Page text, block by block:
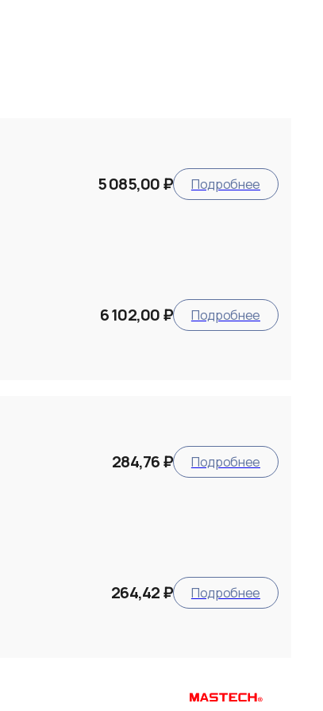
5 085,00 ₽ Подробнее
6 102,00 ₽ Подробнее
284,76 ₽ Подробнее
264,42 ₽ Подробнее